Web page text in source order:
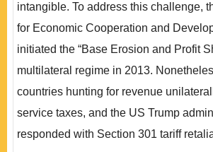
intangible. To address this challenge,
for Economic Cooperation and
initiated the “Base Erosion and Profit
multilateral regime in 2013.
countries hunting for revenue
service taxes, and the US Trump
responded with Section 301 tariff